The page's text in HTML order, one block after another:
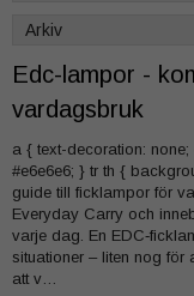
Arkiv
Edc-lampor -
vardagsbruk
a { text-decoration:
#e6e6e6; } tr th {
guide till ficklampor för
Everyday Carry och
varje dag. En
situationer – liten nog för
att v…